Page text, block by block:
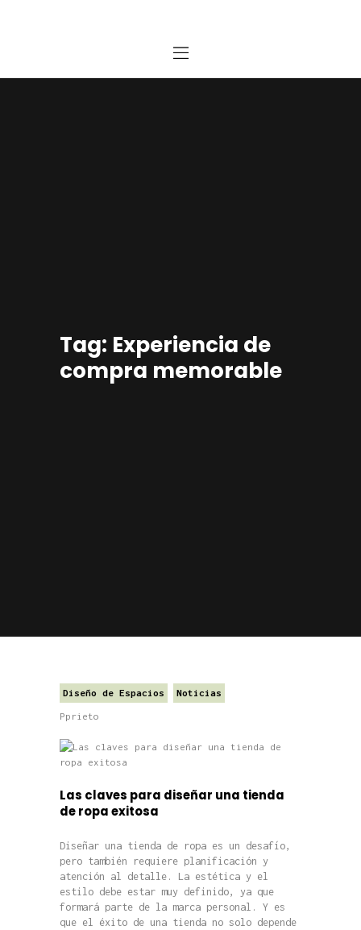
Tag: Experiencia de
compra memorable
Diseño de Espacios Noticias
Pprieto
Las claves para diseñar una tienda
de ropa exitosa
Diseñar una tienda de ropa es un desafío,
pero también requiere planificación y
atención al detalle. La estética y el
estilo debe estar muy definido, ya que
formará parte de la marca personal. Y es
que el éxito de una tienda no solo depende